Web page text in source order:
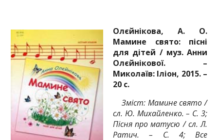
Олєйнікова, А. О.
Мамине свято: пісні
для дітей / муз. Анни
Олєйнікової. –
Миколаїв: Іліон, 2015. –
20 с.
Зміст: Мамине свято /
сл. Ю. Михайленко. – С. 3;
Пісня про матусю / сл. Л.
Ратич. – С. 4; Все